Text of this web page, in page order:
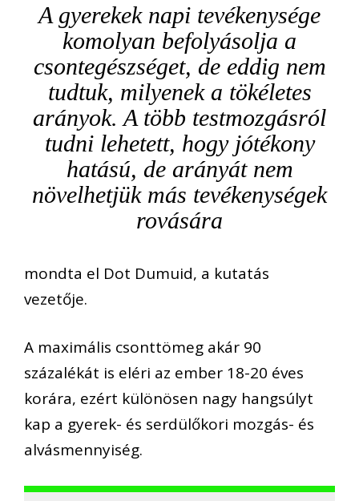
A gyerekek napi tevékenysége
komolyan befolyásolja a
csontegészséget, de eddig nem
tudtuk, milyenek a tökéletes
arányok. A több testmozgásról
tudni lehetett, hogy jótékony
hatású, de arányát nem
növelhetjük más tevékenységek
rovására
mondta el Dot Dumuid, a kutatás
vezetője.
A maximális csonttömeg akár 90
százalékát is eléri az ember 18-20 éves
korára, ezért különösen nagy hangsúlyt
kap a gyerek- és serdülőkori mozgás- és
alvásmennyiség.